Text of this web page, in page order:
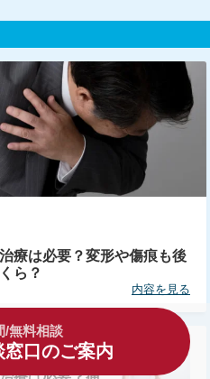
療は必要？変形や傷痕も後
ら？
内容を見る
/無料相談
窓口のご案内